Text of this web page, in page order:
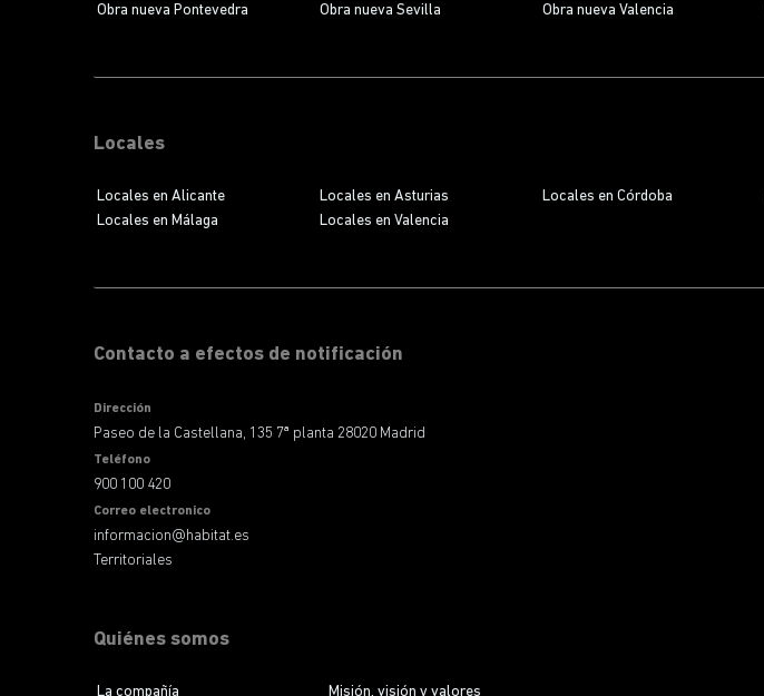
Obra nueva Pontevedra
Obra nueva Sevilla Obra nueva Valencia
Locales
Locales en Alicante Locales en Asturias Locales en Córdoba
Locales en Málaga
Locales en Valencia
Contacto a efectos de notificación
Dirección
Paseo de la Castellana, 135 7ª planta 28020 Madrid
Teléfono
900 100 420
Correo electronico
informacion@habitat.es
Territoriales
Quiénes somos
La compañía Misión, visión y valores